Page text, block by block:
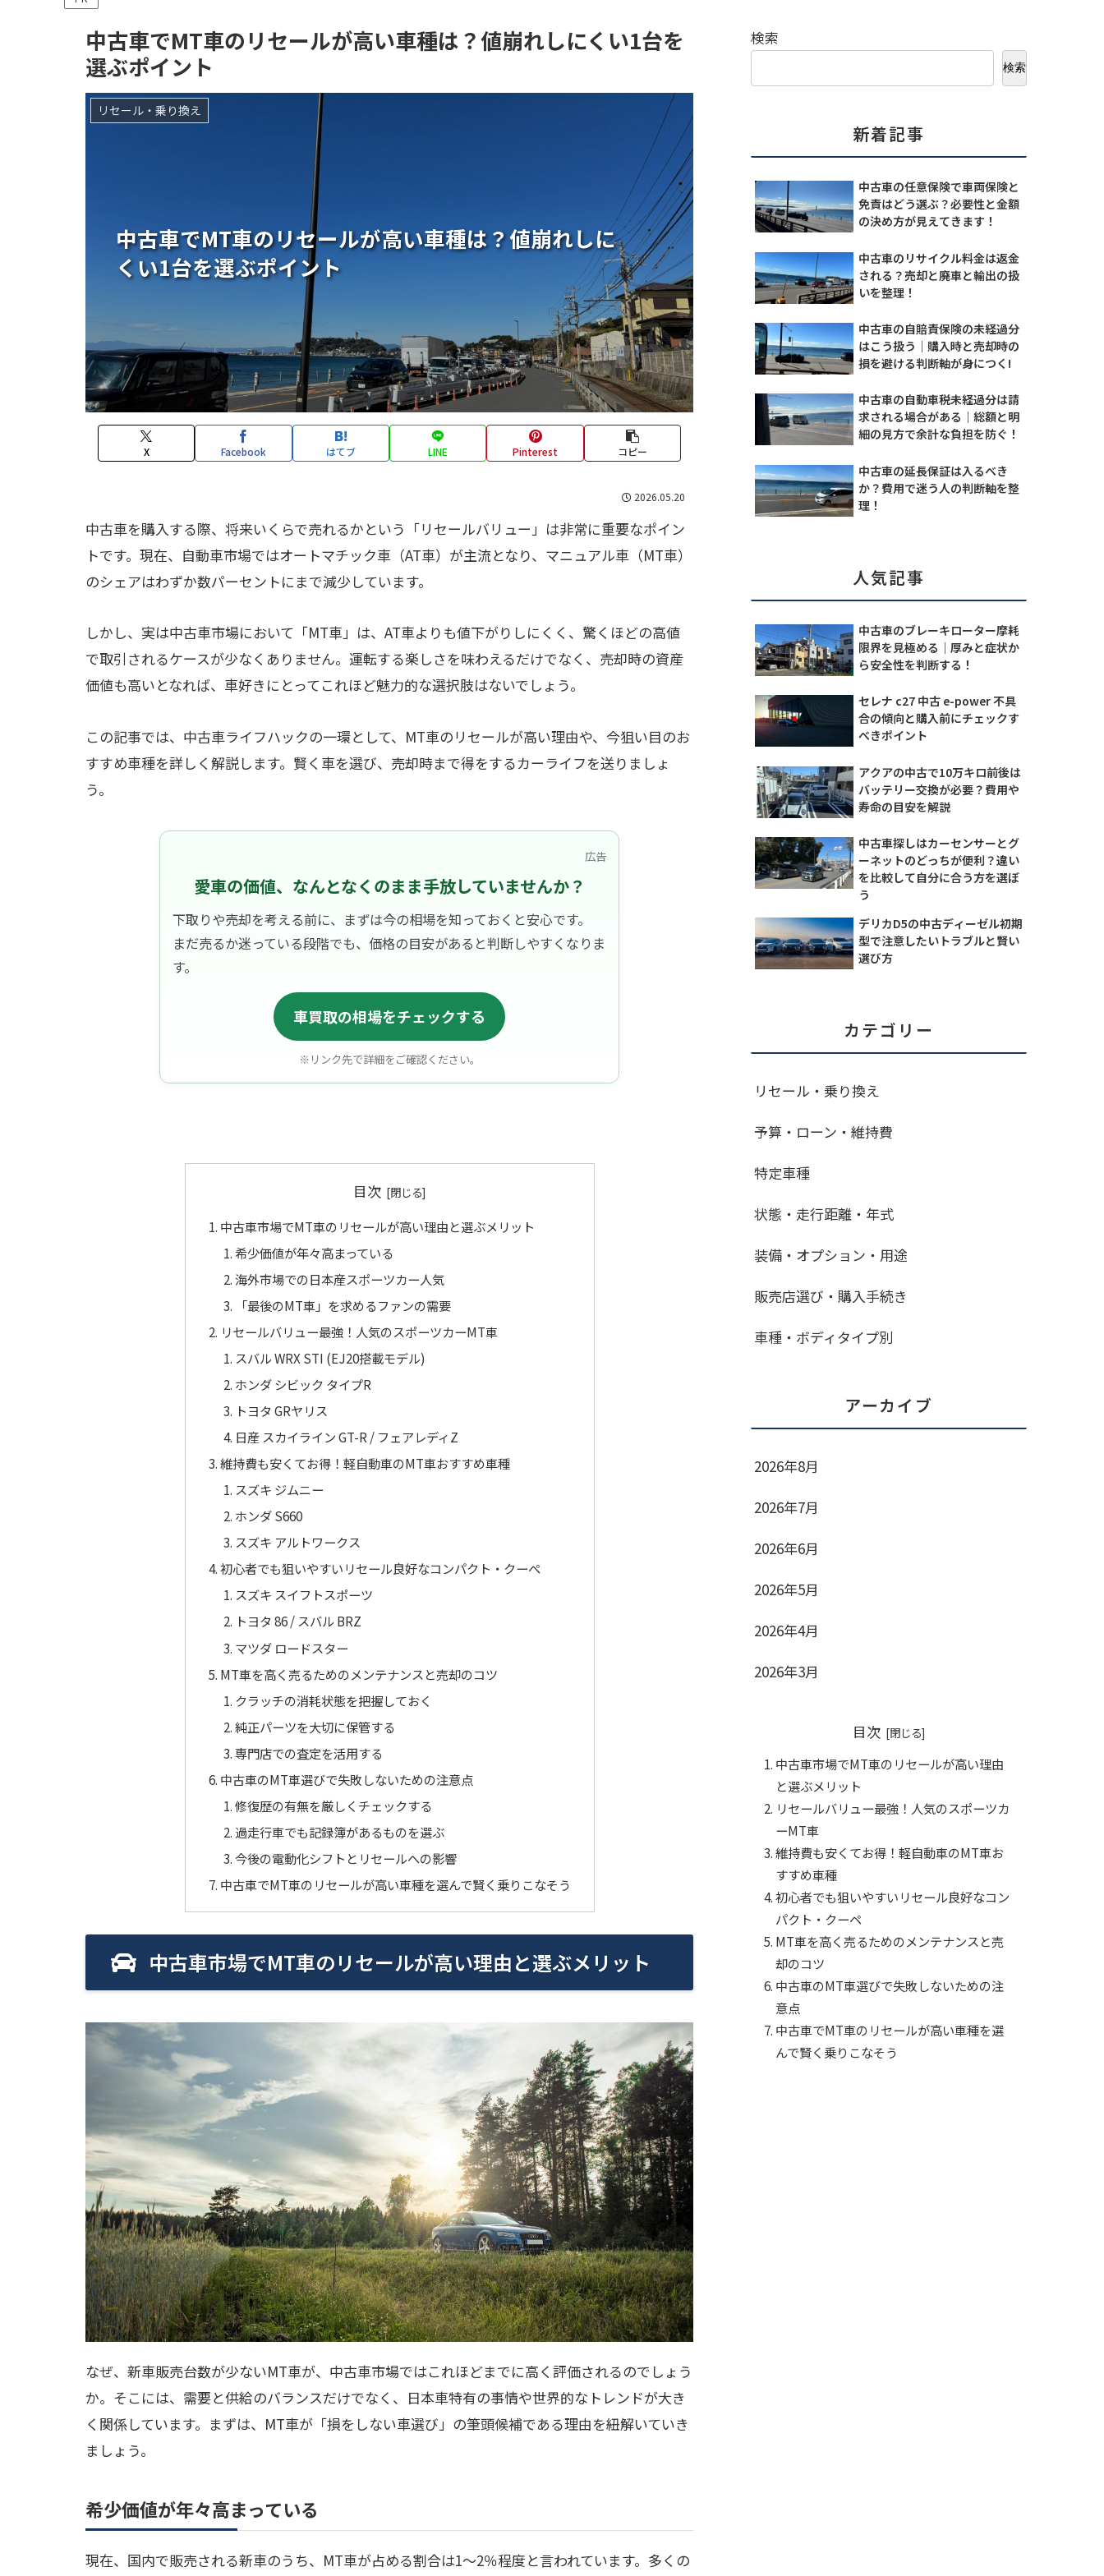
中古車でMT車のリセールが高い車種は？値崩れしにくい1台を
選ぶポイント
中古車でMT車のリセールが高い車種は？値崩れしに
くい1台を選ぶポイント
リセール・乗り換え
X Facebook はてブ LINE Pinterest コピー
2026.05.20
中古車を購入する際、将来いくらで売れるかという「リセールバリュー」は非常に重要なポイン
トです。現在、自動車市場ではオートマチック車（AT車）が主流となり、マニュアル車（MT車）
のシェアはわずか数パーセントにまで減少しています。
しかし、実は中古車市場において「MT車」は、AT車よりも値下がりしにくく、驚くほどの高値
で取引されるケースが少なくありません。運転する楽しさを味わえるだけでなく、売却時の資産
価値も高いとなれば、車好きにとってこれほど魅力的な選択肢はないでしょう。
この記事では、中古車ライフハックの一環として、MT車のリセールが高い理由や、今狙い目のお
すすめ車種を詳しく解説します。賢く車を選び、売却時まで得をするカーライフを送りましょ
う。
広告
愛車の価値、なんとなくのまま手放していませんか？
下取りや売却を考える前に、まずは今の相場を知っておくと安心です。
まだ売るか迷っている段階でも、価格の目安があると判断しやすくなりま
す。
車買取の相場をチェックする
※リンク先で詳細をご確認ください。
目次
中古車市場でMT車のリセールが高い理由と選ぶメリット
希少価値が年々高まっている
海外市場での日本産スポーツカー人気
「最後のMT車」を求めるファンの需要
リセールバリュー最強！人気のスポーツカーMT車
スバル WRX STI (EJ20搭載モデル)
ホンダ シビック タイプR
トヨタ GRヤリス
日産 スカイライン GT-R / フェアレディZ
維持費も安くてお得！軽自動車のMT車おすすめ車種
スズキ ジムニー
ホンダ S660
スズキ アルトワークス
初心者でも狙いやすいリセール良好なコンパクト・クーペ
スズキ スイフトスポーツ
トヨタ 86 / スバル BRZ
マツダ ロードスター
MT車を高く売るためのメンテナンスと売却のコツ
クラッチの消耗状態を把握しておく
純正パーツを大切に保管する
専門店での査定を活用する
中古車のMT車選びで失敗しないための注意点
修復歴の有無を厳しくチェックする
過走行車でも記録簿があるものを選ぶ
今後の電動化シフトとリセールへの影響
中古車でMT車のリセールが高い車種を選んで賢く乗りこなそう
中古車市場でMT車のリセールが高い理由と選ぶメリット
なぜ、新車販売台数が少ないMT車が、中古車市場ではこれほどまでに高く評価されるのでしょう
か。そこには、需要と供給のバランスだけでなく、日本車特有の事情や世界的なトレンドが大き
く関係しています。まずは、MT車が「損をしない車選び」の筆頭候補である理由を紐解いていき
ましょう。
希少価値が年々高まっている
現在、国内で販売される新車のうち、MT車が占める割合は1〜2％程度と言われています。多くの
検索
検索
新着記事
中古車の任意保険で車両保険と
免責はどう選ぶ？必要性と金額
の決め方が見えてきます！
中古車のリサイクル料金は返金
される？売却と廃車と輸出の扱
いを整理！
中古車の自賠責保険の未経過分
はこう扱う｜購入時と売却時の
損を避ける判断軸が身につく!
中古車の自動車税未経過分は請
求される場合がある｜総額と明
細の見方で余計な負担を防ぐ！
中古車の延長保証は入るべき
か？費用で迷う人の判断軸を整
理！
人気記事
中古車のブレーキローター摩耗
限界を見極める｜厚みと症状か
ら安全性を判断する！
セレナ c27 中古 e-power 不具
合の傾向と購入前にチェックす
べきポイント
アクアの中古で10万キロ前後は
バッテリー交換が必要？費用や
寿命の目安を解説
中古車探しはカーセンサーとグ
ーネットのどっちが便利？違い
を比較して自分に合う方を選ぼ
う
デリカD5の中古ディーゼル初期
型で注意したいトラブルと賢い
選び方
カテゴリー
リセール・乗り換え
予算・ローン・維持費
特定車種
状態・走行距離・年式
装備・オプション・用途
販売店選び・購入手続き
車種・ボディタイプ別
アーカイブ
2026年8月
2026年7月
2026年6月
2026年5月
2026年4月
2026年3月
目次
中古車市場でMT車のリセールが高い理由
と選ぶメリット
リセールバリュー最強！人気のスポーツカ
ーMT車
維持費も安くてお得！軽自動車のMT車お
すすめ車種
初心者でも狙いやすいリセール良好なコン
パクト・クーペ
MT車を高く売るためのメンテナンスと売
却のコツ
中古車のMT車選びで失敗しないための注
意点
中古車でMT車のリセールが高い車種を選
んで賢く乗りこなそう